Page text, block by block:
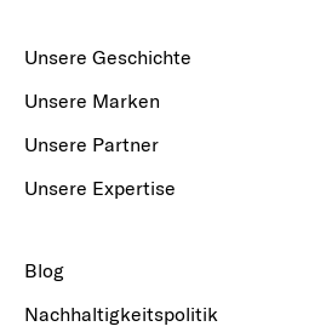
Unsere Geschichte
Unsere Marken
Unsere Partner
Unsere Expertise
Blog
Nachhaltigkeitspolitik